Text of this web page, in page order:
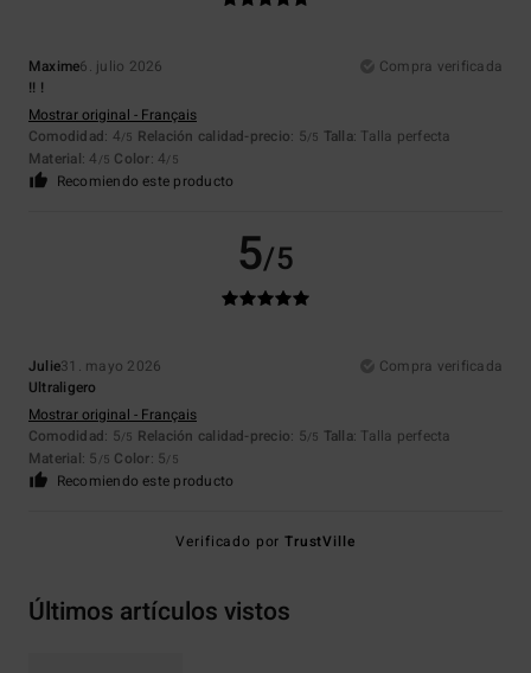
Maxime6. julio 2026
Compra verificada
!! !
Mostrar original - Français
Comodidad: 4/5 Relación calidad-precio: 5/5 Talla: Talla perfecta
Material: 4 /5 Color: 4/5
Recomiendo este producto
5/5
Julie31. mayo 2026
Compra verificada
Ultraligero
Mostrar original - Français
Comodidad: 5/5 Relación calidad-precio: 5/5 Talla: Talla perfecta
Material: 5 /5 Color: 5/5
Recomiendo este producto
Verificado porTrustVille
Últimos artículos vistos